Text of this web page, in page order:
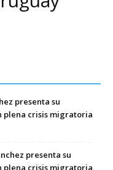
presenta su
plena crisis migratoria
presenta su
plena crisis migratoria